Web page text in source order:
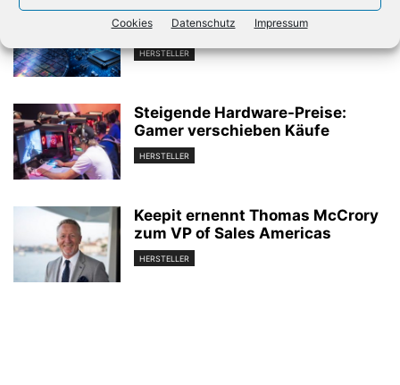
Cookies Datenschutz Impressum
Chipwerte mit erneutem
Erholungsschub
HERSTELLER
Steigende Hardware-Preise:
Gamer verschieben Käufe
HERSTELLER
Keepit ernennt Thomas McCrory
zum VP of Sales Americas
HERSTELLER